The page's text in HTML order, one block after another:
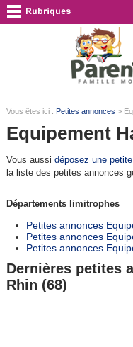
Vous êtes ici : Petites annonces >
Equipement
Vous aussi déposez une
la liste des petites annonces
Départements limitrophes
Petites annonces
Petites annonces
Petites annonces
Dernières petites
Rhin (68)